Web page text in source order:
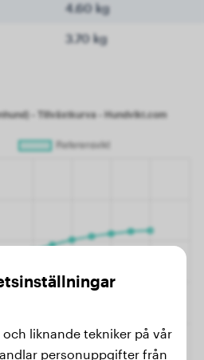
4.60 kg
3.70 kg
liknande tekniker på vår
personuppgifter från